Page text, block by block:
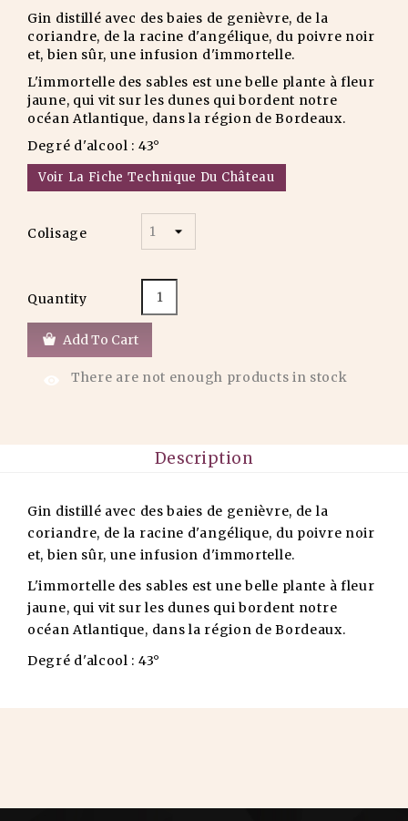
Gin distillé avec des baies de genièvre, de la
coriandre, de la racine d'angélique, du poivre noir
et, bien sûr, une infusion d'immortelle.
L'immortelle des sables est une belle plante à fleur
jaune, qui vit sur les dunes qui bordent notre
océan Atlantique, dans la région de Bordeaux.
Degré d'alcool : 43°
Voir La Fiche Technique Du Château
Colisage
Quantity
Add To Cart
There are not enough products in stock
Description
Gin distillé avec des baies de genièvre, de la
coriandre, de la racine d'angélique, du poivre noir
et, bien sûr, une infusion d'immortelle.
L'immortelle des sables est une belle plante à fleur
jaune, qui vit sur les dunes qui bordent notre
océan Atlantique, dans la région de Bordeaux.
Degré d'alcool : 43°